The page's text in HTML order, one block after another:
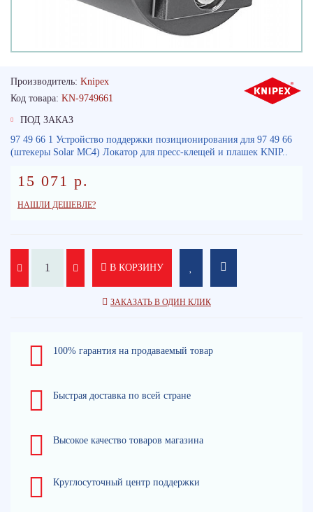
Производитель: Knipex
Код товара: KN-9749661
ПОД ЗАКАЗ
97 49 66 1 Устройство поддержки позиционирования для 97 49 66
(штекеры Solar MC4) Локатор для пресс-клещей и плашек KNIP..
15 071 р.
НАШЛИ ДЕШЕВЛЕ?
В КОРЗИНУ
ЗАКАЗАТЬ В ОДИН КЛИК
100% гарантия на продаваемый товар
Быстрая доставка по всей стране
Высокое качество товаров магазина
Круглосуточный центр поддержки